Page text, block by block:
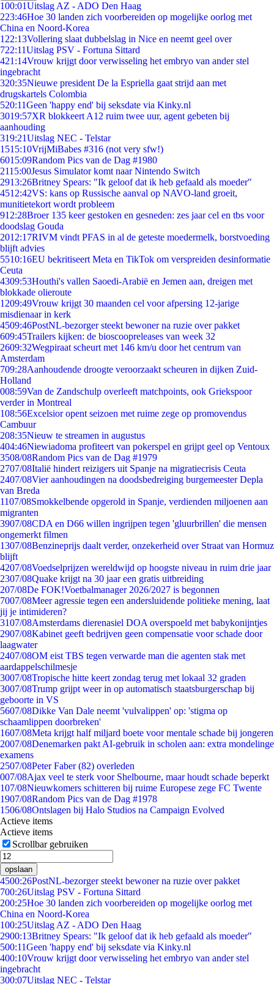
100:01Uitslag AZ - ADO Den Haag
223:46Hoe 30 landen zich voorbereiden op mogelijke oorlog met
China en Noord-Korea
1 22:13Vollering slaat dubbelslag in Nice en neemt geel over
722:11Uitslag PSV - Fortuna Sittard
421:14Vrouw krijgt door verwisseling het embryo van ander stel
ingebracht
320:35Nieuwe president De la Espriella gaat strijd aan met
drugskartels Colombia
520:11Geen 'happy end' bij seksdate via Kinky.nl
3019:57XR blokkeert A12 ruim twee uur, agent gebeten bij
aanhouding
319:21Uitslag NEC - Telstar
1515:10VrijMiBabes #316 (not very sfw!)
6015:09Random Pics van de Dag #1980
2115:00Jesus Simulator komt naar Nintendo Switch
2913:26Britney Spears: "Ik geloof dat ik heb gefaald als moeder"
4512:42VS: kans op Russische aanval op NAVO-land groeit,
munitietekort wordt probleem
912:28Broer 135 keer gestoken en gesneden: zes jaar cel en tbs voor
doodslag Gouda
2012:17RIVM vindt PFAS in al de geteste moedermelk, borstvoeding
blijft advies
5510:16EU bekritiseert Meta en TikTok om verspreiden desinformatie
Ceuta
4309:53Houthi's vallen Saoedi-Arabië en Jemen aan, dreigen met
blokkade olieroute
1209:49Vrouw krijgt 30 maanden cel voor afpersing 12-jarige
misdienaar in kerk
4509:46PostNL-bezorger steekt bewoner na ruzie over pakket
609:45Trailers kijken: de bioscoopreleases van week 32
2609:32Wegpiraat scheurt met 146 km/u door het centrum van
Amsterdam
709:28Aanhoudende droogte veroorzaakt scheuren in dijken Zuid-
Holland
008:59Van de Zandschulp overleeft matchpoints, ook Griekspoor
verder in Montreal
108:56Excelsior opent seizoen met ruime zege op promovendus
Cambuur
208:35Nieuw te streamen in augustus
404:46Niewiadoma profiteert van pokerspel en grijpt geel op Ventoux
3508/08Random Pics van de Dag #1979
2707/08Italië hindert reizigers uit Spanje na migratiecrisis Ceuta
2407/08Vier aanhoudingen na doodsbedreiging burgemeester Depla
van Breda
1107/08Smokkelbende opgerold in Spanje, verdienden miljoenen aan
migranten
3907/08CDA en D66 willen ingrijpen tegen 'gluurbrillen' die mensen
ongemerkt filmen
1307/08Benzineprijs daalt verder, onzekerheid over Straat van Hormuz
blijft
4207/08Voedselprijzen wereldwijd op hoogste niveau in ruim drie jaar
2307/08Quake krijgt na 30 jaar een gratis uitbreiding
207/08De FOK!Voetbalmanager 2026/2027 is begonnen
7007/08Meer agressie tegen een andersluidende politieke mening, laat
jij je intimideren?
3107/08Amsterdams dierenasiel DOA overspoeld met babykonijntjes
2907/08Kabinet geeft bedrijven geen compensatie voor schade door
laagwater
2407/08OM eist TBS tegen verwarde man die agenten stak met
aardappelschilmesje
3007/08Tropische hitte keert zondag terug met lokaal 32 graden
3007/08Trump grijpt weer in op automatisch staatsburgerschap bij
geboorte in VS
5607/08Dikke Van Dale neemt 'vulvalippen' op: 'stigma op
schaamlippen doorbreken'
1607/08Meta krijgt half miljard boete voor mentale schade bij jongeren
2007/08Denemarken pakt AI-gebruik in scholen aan: extra mondelinge
examens
2507/08Peter Faber (82) overleden
007/08Ajax veel te sterk voor Shelbourne, maar houdt schade beperkt
107/08Nieuwkomers schitteren bij ruime Europese zege FC Twente
1907/08Random Pics van de Dag #1978
1506/08Ontslagen bij Halo Studios na Campaign Evolved
Actieve items
Actieve items
Scrollbar gebruiken
opslaan
4500:26PostNL-bezorger steekt bewoner na ruzie over pakket
700:26Uitslag PSV - Fortuna Sittard
200:25Hoe 30 landen zich voorbereiden op mogelijke oorlog met
China en Noord-Korea
100:25Uitslag AZ - ADO Den Haag
2900:13Britney Spears: "Ik geloof dat ik heb gefaald als moeder"
500:11Geen 'happy end' bij seksdate via Kinky.nl
400:10Vrouw krijgt door verwisseling het embryo van ander stel
ingebracht
300:07Uitslag NEC - Telstar